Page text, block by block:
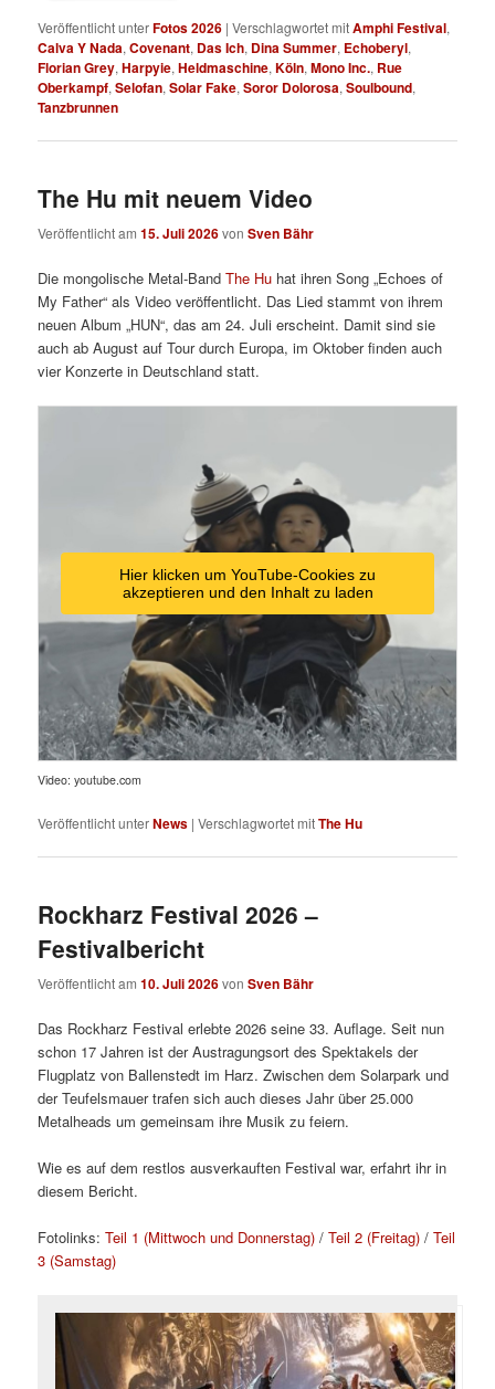
Veröffentlicht unterFotos 2026 |Verschlagwortet mitAmphi Festival,
Calva Y Nada,Covenant, Das Ich, Dina Summer, Echoberyl,
Florian Grey,Harpyie,Heldmaschine,Köln,Mono Inc., Rue
Oberkampf,Selofan,Solar Fake,Soror Dolorosa,Soulbound,
Tanzbrunnen
The Hu mit neuem Video
Veröffentlicht am15. Juli 2026vonSven Bähr
Die mongolische Metal-BandThe Hu hat ihren Song „Echoes of
My Father“ als Video veröffentlicht. Das Lied stammt von ihrem
neuen Album „HUN“, das am 24. Juli erscheint. Damit sind sie
auch ab August auf Tour durch Europa, im Oktober finden auch
vier Konzerte in Deutschland statt.
Hier klicken um YouTube-Cookies zu
akzeptieren und den Inhalt zu laden
Video: youtube.com
Veröffentlicht unterNews |Verschlagwortet mitThe Hu
Rockharz Festival 2026 –
Festivalbericht
Veröffentlicht am10. Juli 2026vonSven Bähr
Das Rockharz Festival erlebte 2026 seine 33. Auflage. Seit nun
schon 17 Jahren ist der Austragungsort des Spektakels der
Flugplatz von Ballenstedt im Harz. Zwischen dem Solarpark und
der Teufelsmauer trafen sich auch dieses Jahr über 25.000
Metalheads um gemeinsam ihre Musik zu feiern.
Wie es auf dem restlos ausverkauften Festival war, erfahrt ihr in
diesem Bericht.
Fotolinks:Teil 1 (Mittwoch und Donnerstag) /Teil 2 (Freitag) /Teil
3 (Samstag)